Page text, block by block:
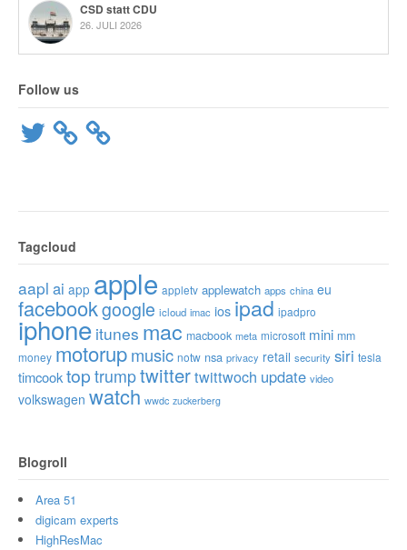
CSD statt CDU
26. JULI 2026
Follow us
Twitter
Tagcloud
aapl ai app apple appletv applewatch apps china eu
facebookgoogle icloud imac ios ipad ipadpro
iphone itunes mac macbook meta microsoft mini mm
money motorupmusic notw nsa privacy retail security siri tesla
timcooktop trumptwittertwittwoch update video
volkswagen watch wwdc zuckerberg
Blogroll
Area 51
digicam experts
HighResMac